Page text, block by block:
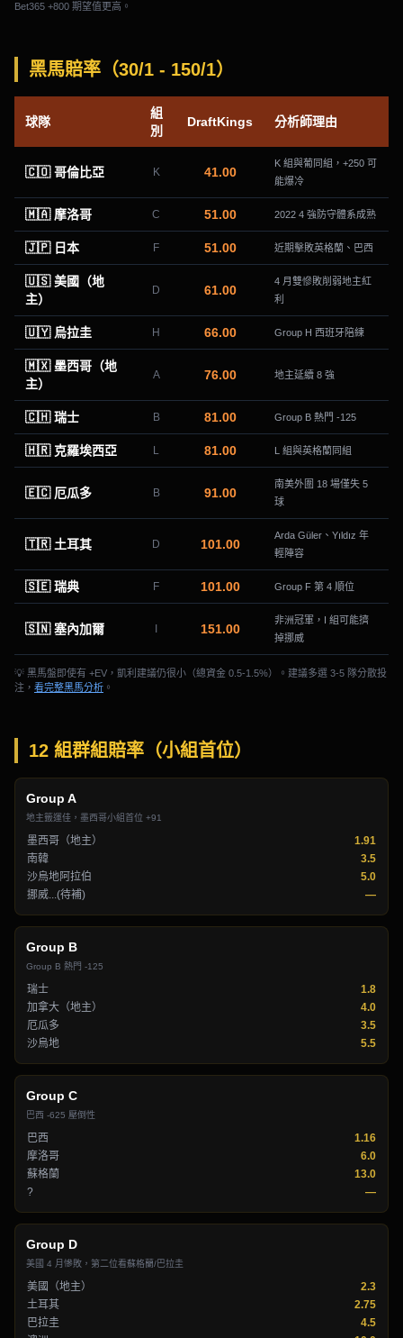
Bet365 +800 期望值更高。
黑馬賠率（30/1 - 150/1）
球隊
組
別
DraftKings 分析師理由
🇨🇴 哥倫比亞 K 41.00
K 組與葡同組，+250 可
能爆冷
🇲🇦 摩洛哥 C 51.00 2022 4 強防守體系成熟
🇯🇵 日本 F 51.00 近期擊敗英格蘭、巴西
🇺🇸 美國（地
主）
D 61.00
4 月雙慘敗削弱地主紅
利
🇺🇾 烏拉圭 H 66.00 Group H 西班牙陪練
🇲🇽 墨西哥（地
主）
A 76.00 地主延續 8 強
🇨🇭 瑞士 B 81.00 Group B 熱門 -125
🇭🇷 克羅埃西亞 L 81.00 L 組與英格蘭同組
🇪🇨 厄瓜多 B 91.00
南美外圍 18 場僅失 5
球
🇹🇷 土耳其 D 101.00
Arda Güler、Yıldız 年
輕陣容
🇸🇪 瑞典 F 101.00 Group F 第 4 順位
🇸🇳 塞內加爾 151.00
非洲冠軍，I 組可能擠
掉挪威
💡 黑馬盤即使有 +EV，凱利建議仍很小（總資金 0.5-1.5%）。建議多選 3-5 隊分散投
注， 看完整黑馬分析 。
12 組群組賠率（小組首位）
Group A
地主籤運佳，墨西哥小組首位 +91
墨西哥（地主）
1.91
南韓
3.5
沙烏地阿拉伯
5.0
挪威...(待補)
—
Group B
Group B 熱門 -125
瑞士
1.8
加拿大（地主）
4.0
厄瓜多
3.5
沙烏地
5.5
Group C
巴西 -625 壓倒性
巴西
1.16
摩洛哥
6.0
蘇格蘭
13.0
?
—
Group D
美國 4 月慘敗，第二位看蘇格蘭/巴拉圭
美國（地主）
2.3
土耳其
2.75
巴拉圭
4.5